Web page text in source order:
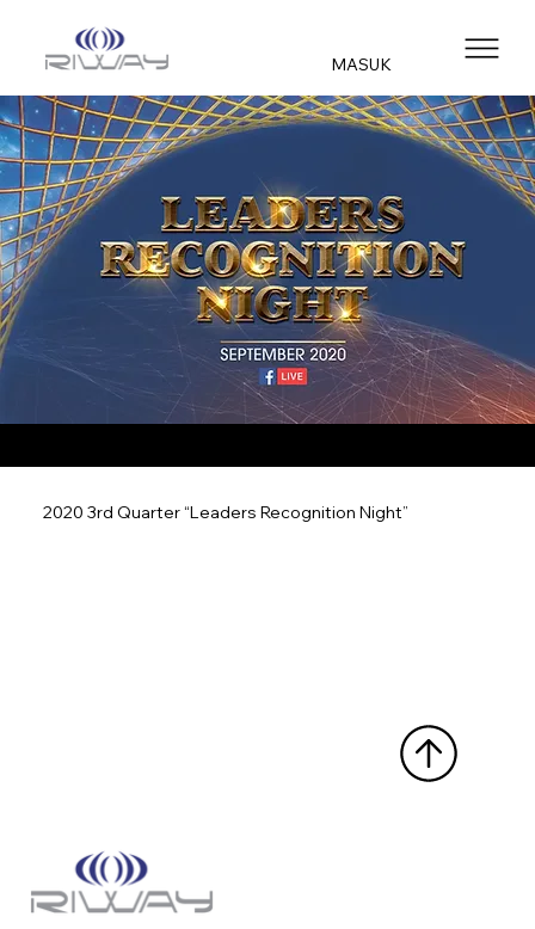
MASUK
2020 3rd Quarter “Leaders Recognition Night”